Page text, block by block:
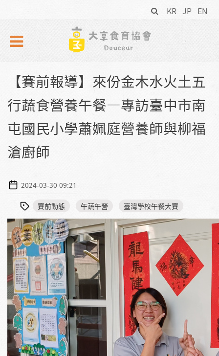
KR JP EN
搜
尋
表
【賽前報導】來份金木水火土五
行蔬食營養午餐—專訪臺中市南
屯國民小學蕭姵庭營養師與柳福
滄廚師
2024-03-30 09:21
賽前動態 午蔬午營 臺灣學校午餐大賽